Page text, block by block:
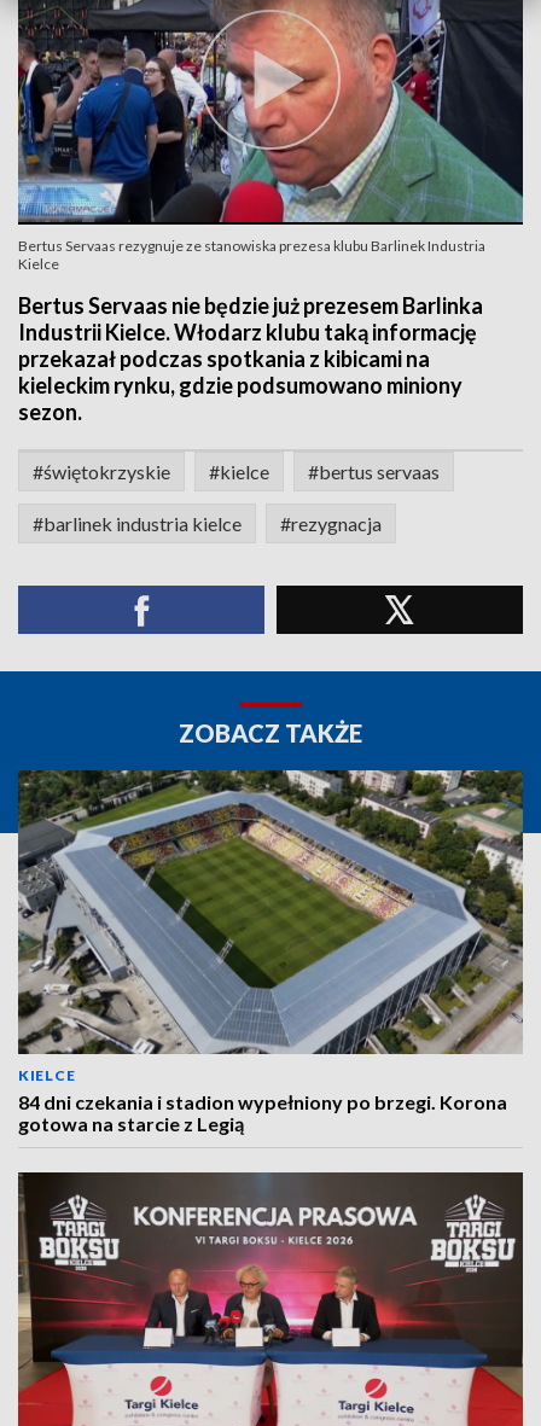
Bertus Servaas rezygnuje ze stanowiska prezesa klubu Barlinek Industria
Kielce
Bertus Servaas nie będzie już prezesem Barlinka
Industrii Kielce. Włodarz klubu taką informację
przekazał podczas spotkania z kibicami na
kieleckim rynku, gdzie podsumowano miniony
sezon.
#świętokrzyskie #kielce #bertus servaas
#barlinek industria kielce #rezygnacja
ZOBACZ TAKŻE
KIELCE
84 dni czekania i stadion wypełniony po brzegi. Korona
gotowa na starcie z Legią